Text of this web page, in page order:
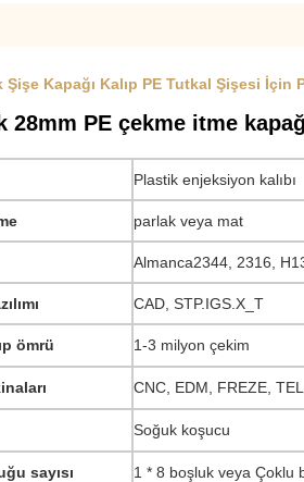
Şişe Kapağı Kalıp PE Tutkal Şişesi İçin
28mm PE çekme itme
Plastik enjeksiyon kalıbı
parlak veya mat
Almanca2344, 2316,
CAD, STP.IGS.X_T
ömrü 1-3 milyon çekim
CNC, EDM, FREZE,
Soğuk koşucu
sayısı 1 * 8 boşluk veya Çoklu